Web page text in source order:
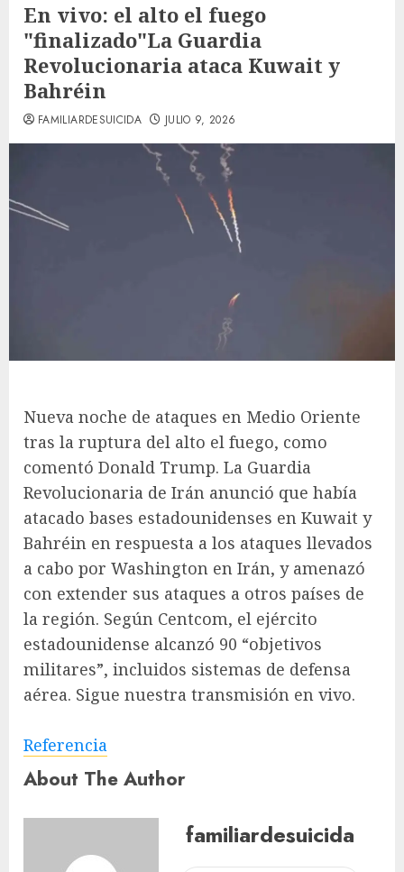
En vivo: el alto el fuego
"finalizado"La Guardia
Revolucionaria ataca Kuwait y
Bahréin
FAMILIARDESUICIDA JULIO 9, 2026
Nueva noche de ataques en Medio Oriente
tras la ruptura del alto el fuego, como
comentó Donald Trump. La Guardia
Revolucionaria de Irán anunció que había
atacado bases estadounidenses en Kuwait y
Bahréin en respuesta a los ataques llevados
a cabo por Washington en Irán, y amenazó
con extender sus ataques a otros países de
la región. Según Centcom, el ejército
estadounidense alcanzó 90 “objetivos
militares”, incluidos sistemas de defensa
aérea. Sigue nuestra transmisión en vivo.
Referencia
About The Author
familiardesuicida